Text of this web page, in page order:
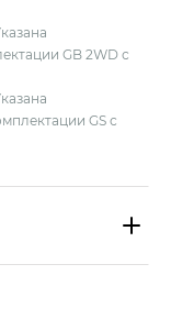
GB 2WD с
GS с